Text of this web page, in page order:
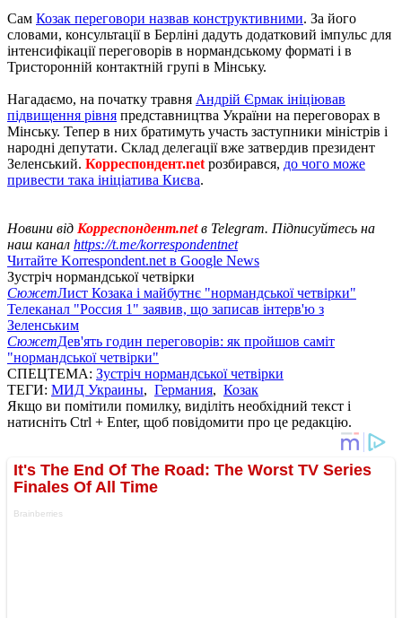
Сам Козак переговори назвав конструктивними. За його
словами, консультації в Берліні дадуть додатковий імпульс для
інтенсифікації переговорів в нормандському форматі і в
Тристоронній контактній групі в Мінську.
Нагадаємо, на початку травня Андрій Єрмак ініціював
підвищення рівня представництва України на переговорах в
Мінську. Тепер в них братимуть участь заступники міністрів і
народні депутати. Склад делегації вже затвердив президент
Зеленський. Корреспондент.net розбирався, до чого може
привести така ініціатива Києва.
Новини від Корреспондент.netв Telegram. Підписуйтесь на
наш канал https://t.me/korrespondentnet
Читайте Korrespondent.net в Google News
Зустріч нормандської четвірки
СюжетЛист Козака і майбутнє "нормандської четвірки"
Телеканал "Россия 1" заявив, що записав інтерв'ю з
Зеленським
СюжетДев'ять годин переговорів: як пройшов саміт
"нормандської четвірки"
СПЕЦТЕМА: Зустріч нормандської четвірки
ТЕГИ: МИД Украины, Германия, Козак
Якщо ви помітили помилку, виділіть необхідний текст і
натисніть Ctrl + Enter, щоб повідомити про це редакцію.